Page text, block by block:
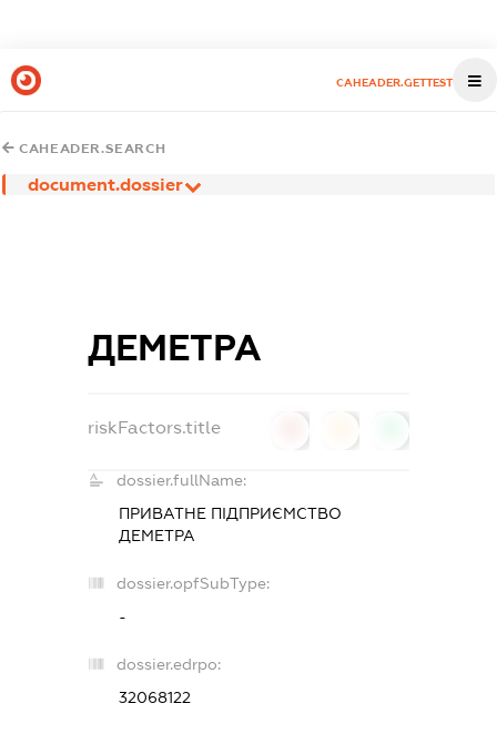
CAHEADER.GETTEST
CAHEADER.SEARCH
document.dossier
ДЕМЕТРА
riskFactors.title
dossier.fullName:
ПРИВАТНЕ ПІДПРИЄМСТВО
ДЕМЕТРА
dossier.opfSubType:
-
dossier.edrpo:
32068122